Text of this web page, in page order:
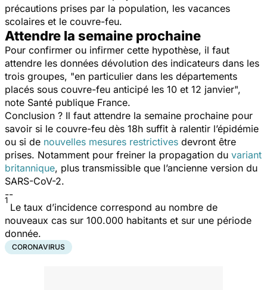
précautions prises par la population, les vacances
scolaires et le couvre-feu.
Attendre la semaine prochaine
Pour confirmer ou infirmer cette hypothèse, il faut
attendre les données dévolution des indicateurs dans les
trois groupes, "en particulier dans les départements
placés sous couvre-feu anticipé les 10 et 12 janvier",
note Santé publique France.
Conclusion ? Il faut attendre la semaine prochaine pour
savoir si le couvre-feu dès 18h suffit à ralentir l’épidémie
ou si de nouvelles mesures restrictives devront être
prises. Notamment pour freiner la propagation du variant
britannique, plus transmissible que l’ancienne version du
SARS-CoV-2.
--
1
Le taux d’incidence correspond au nombre de
nouveaux cas sur 100.000 habitants et sur une période
donnée.
CORONAVIRUS